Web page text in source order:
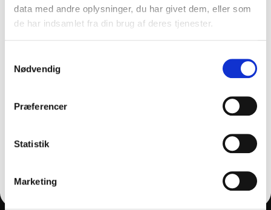
data med andre oplysninger, du har givet dem, eller som
de har indsamlet fra din brug af deres tjenester.
Nødvendig
Præferencer
Statistik
Marketing
Vermop 10228
182,65 ekskl. moms
Læg i kurv
FÅ 10% PÅ DIN FØRSTE ORDRE